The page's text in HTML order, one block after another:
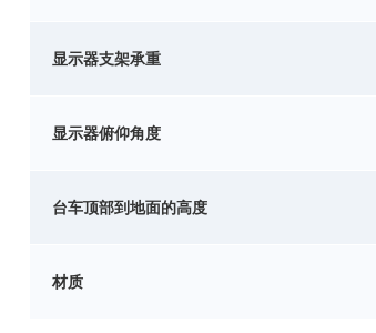
显示器支架承重
显示器俯仰角度
台车顶部到地面的高度
材质